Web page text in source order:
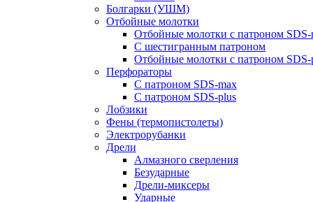
Болгарки (УШМ)
Отбойные молотки
Отбойные молотки с патроном SDS-
С шестигранным патроном
Отбойные молотки с патроном SDS-
Перфораторы
С патроном SDS-max
С патроном SDS-plus
Лобзики
Фены (термопистолеты)
Электрорубанки
Дрели
Алмазного сверления
Безударные
Дрели-миксеры
Ударные